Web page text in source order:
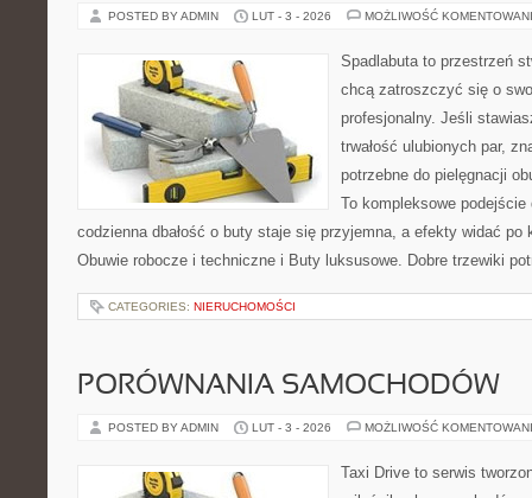
POSTED BY ADMIN LUT - 3 - 2026 MOŻLIWOŚĆ
Spadlabuta to przestrzeń
chcą zatroszczyć się o
profesjonalny. Jeśli
trwałość ulubionych par,
potrzebne do pielęgnacji
To kompleksowe
codzienna dbałość o buty staje się przyjemna, a efekty widać
Obuwie robocze i techniczne i Buty luksusowe. Dobre trzewiki
CATEGORIES: NIERUCHOMOŚCI
PORÓWNANIA SAMOCHODÓW
POSTED BY ADMIN LUT - 3 - 2026 MOŻLIWOŚĆ
Taxi Drive to serwis